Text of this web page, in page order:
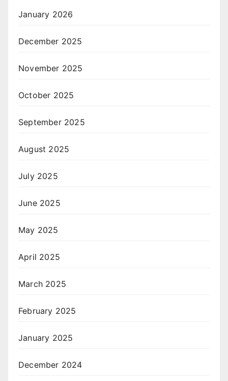
January 2026
December 2025
November 2025
October 2025
September 2025
August 2025
July 2025
June 2025
May 2025
April 2025
March 2025
February 2025
January 2025
December 2024